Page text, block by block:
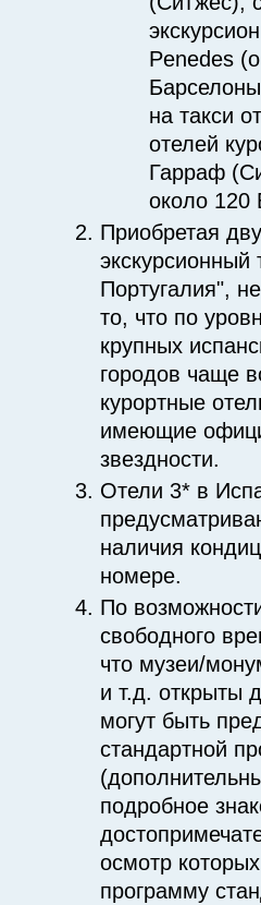
Penedes
на такси
отелей
Гарраф
около 120
Приобретая
экскурсионный
Португалия",
то, что по
крупных
городов чаще
курортные
имеющие
звездности.
Отели 3* в
наличия
номере.
По
свободного
что музеи/
и т.д. открыты
могут быть
стандартной
подробное
осмотр
программу